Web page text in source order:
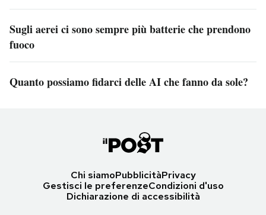
Sugli aerei ci sono sempre più batterie che prendono
fuoco
Quanto possiamo fidarci delle AI che fanno da sole?
Chi siamoPubblicitàPrivacy
Gestisci le preferenzeCondizioni d'uso
Dichiarazione di accessibilità